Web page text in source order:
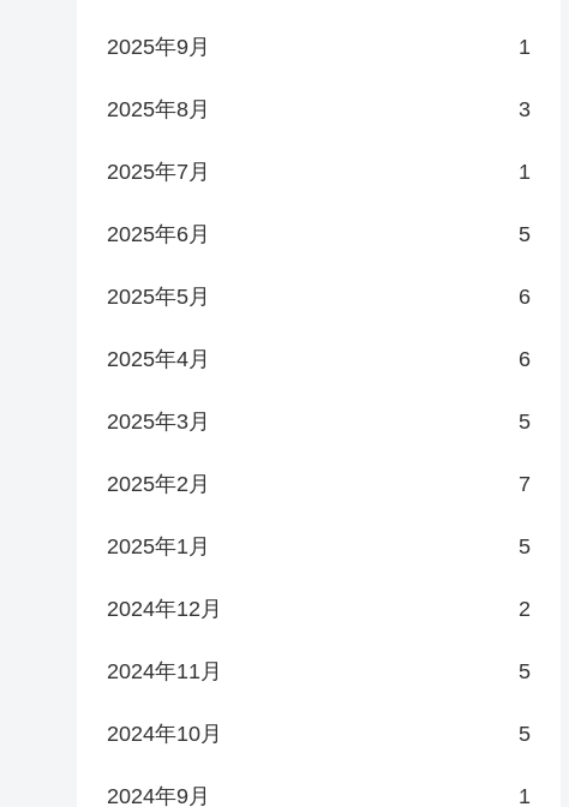
2025年9月 1
2025年8月 3
2025年7月 1
2025年6月 5
2025年5月 6
2025年4月 6
2025年3月 5
2025年2月 7
2025年1月 5
2024年12月 2
2024年11月 5
2024年10月 5
2024年9月 1